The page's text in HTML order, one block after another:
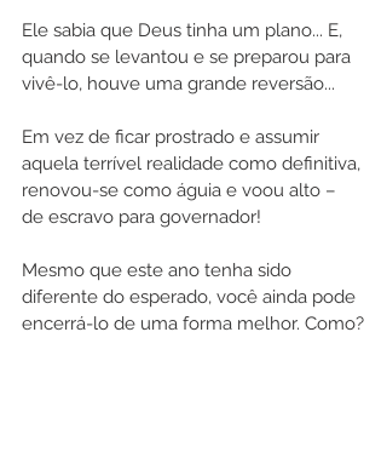
Ele sabia que Deus tinha um plano... E,
quando se levantou e se preparou para
vivê-lo, houve uma grande reversão...
Em vez de ficar prostrado e assumir
aquela terrível realidade como definitiva,
renovou-se como águia e voou alto –
de escravo para governador!
Mesmo que este ano tenha sido
diferente do esperado, você ainda pode
encerrá-lo de uma forma melhor. Como?